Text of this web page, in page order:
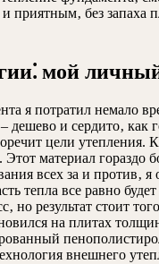
приятным‚ без
мой
я потратил немало
дешево и сердито‚
цели
материал
всех за и против‚
тепла все равно
но результат стоит
на плитах
внешнего